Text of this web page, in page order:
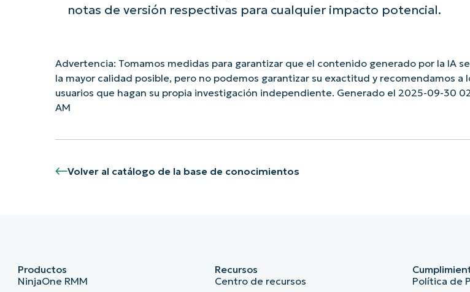
notas de versión respectivas para cualquier impacto potencial.
Advertencia: Tomamos medidas para garantizar que el contenido generado por la IA
la mayor calidad posible, pero no podemos garantizar su exactitud y recomendamos a
usuarios que hagan su propia investigación independiente. Generado el 2025-09-30
AM
Volver al catálogo de la base de conocimientos
Productos
NinjaOne RMM
Recursos
Centro de recursos
Política de